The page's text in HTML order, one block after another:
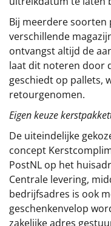
Bij meerdere soorten
verschillende
ontvangst altijd de
laat dit noteren door
geschiedt op pallets,
retourgenomen.
Eigen keuze
De uiteindelijke
concept
PostNL op het
Centrale levering,
bedrijfsadres is ook
geschenkenvelop
zakelijke adres